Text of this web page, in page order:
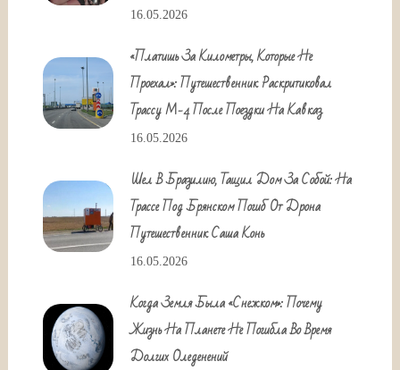
16.05.2026
«Платишь За Километры, Которые Не
Проехал»: Путешественник Раскритиковал
Трассу М-4 После Поездки На Кавказ
16.05.2026
Шел В Бразилию, Тащил Дом За Собой: На
Трассе Под Брянском Погиб От Дрона
Путешественник Саша Конь
16.05.2026
Когда Земля Была «снежком»: Почему
Жизнь На Планете Не Погибла Во Время
Долгих Оледенений